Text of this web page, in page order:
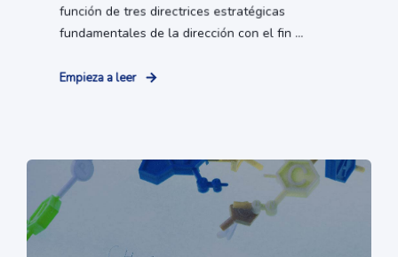
función de tres directrices estratégicas
fundamentales de la dirección con el fin ...
Empieza a leer